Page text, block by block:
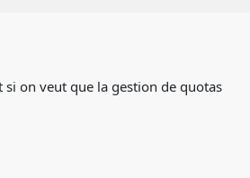
on veut que la gestion de quotas